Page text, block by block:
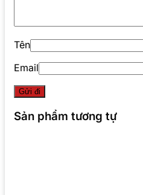
Tên
Email
Sản phẩm tương tự